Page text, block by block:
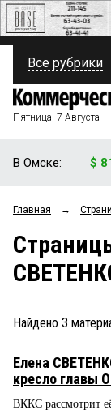
ПОЛИТИКА
ФИНАНСЫ
ОБЩЕСТВО
ЗАКОН
СТИЛЬ ЖИЗНИ
Все рубрики
Пятница, 7 Августа
В Омске: $
Главная →
Найдено 3
Елена
кресло главы
ВККС рассмотрит